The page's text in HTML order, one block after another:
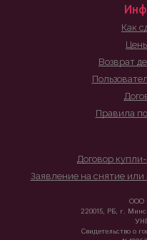
Как
Возврат
Правила
Договор
Заявление на снятие
ООО
220015, РБ, г.
Свидетельство о